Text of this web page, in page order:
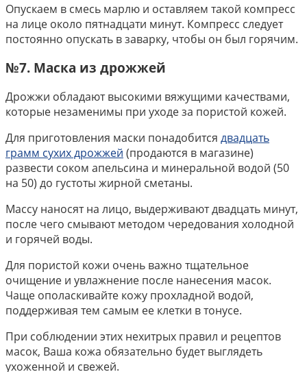
Опускаем в смесь марлю и оставляем такой компресс
на лице около пятнадцати минут. Компресс следует
постоянно опускать в заварку, чтобы он был горячим.
№7. Маска из дрожжей
Дрожжи обладают высокими вяжущими качествами,
которые незаменимы при уходе за пористой кожей.
Для приготовления маски понадобится двадцать
грамм сухих дрожжей (продаются в магазине)
развести соком апельсина и минеральной водой (50
на 50) до густоты жирной сметаны.
Массу наносят на лицо, выдерживают двадцать минут,
после чего смывают методом чередования холодной
и горячей воды.
Для пористой кожи очень важно тщательное
очищение и увлажнение после нанесения масок.
Чаще ополаскивайте кожу прохладной водой,
поддерживая тем самым ее клетки в тонусе.
При соблюдении этих нехитрых правил и рецептов
масок, Ваша кожа обязательно будет выглядеть
ухоженной и свежей.